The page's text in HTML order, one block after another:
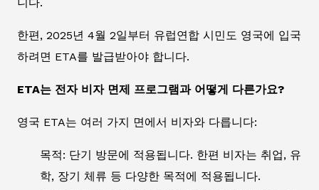
한편, 2025년 4월 2일부터 유럽연합 시민도 영국에 입국
하려면 ETA를 발급받아야 합니다.
ETA는 전자 비자 면제 프로그램과 어떻게 다른가요?
영국 ETA는 여러 가지 면에서 비자와 다릅니다:
목적: 단기 방문에 적용됩니다. 한편 비자는 취업, 유
학, 장기 체류 등 다양한 목적에 적용됩니다.